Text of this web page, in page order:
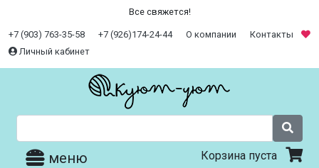
Все свяжется!
+7 (903) 763-35-58 +7 (926)174-24-44 О компании
Контакты
Личный кабинет
меню Корзина пуста